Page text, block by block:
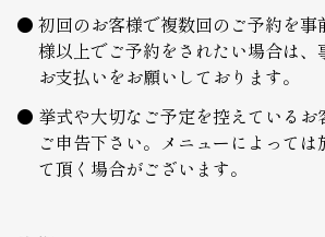
初回のお客様で複数回のご予約を事
様以上でご予約をされたい場合は、
お支払いをお願いしております。
挙式や大切なご予定を控えているお
ご申告下さい。メニューによって
て頂く場合がございます。